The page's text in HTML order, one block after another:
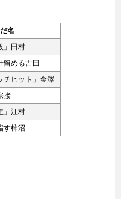
名
」田村
留める吉田
チヒット」金澤
接
」江村
す柿沼